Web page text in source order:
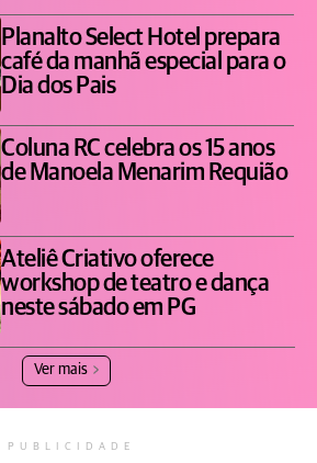
Planalto Select Hotel prepara
café da manhã especial para o
Dia dos Pais
Coluna RC celebra os 15 anos
de Manoela Menarim Requião
Ateliê Criativo oferece
workshop de teatro e dança
neste sábado em PG
Ver mais
PUBLICIDADE